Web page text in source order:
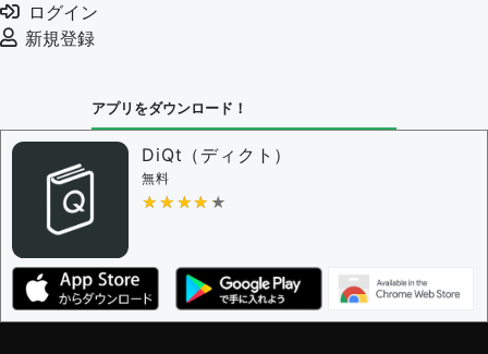
ログイン
新規登録
アプリをダウンロード！
DiQt（ディクト）
無料
★★★★★
★★★★★